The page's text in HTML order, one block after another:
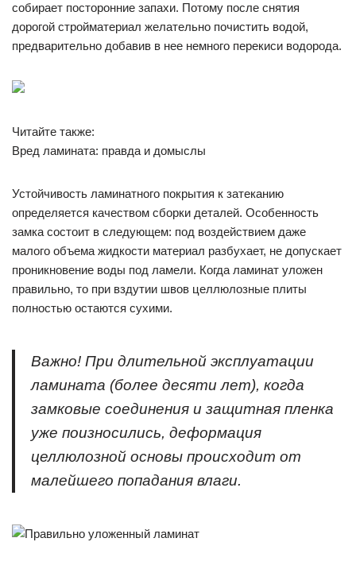
собирает посторонние запахи. Потому после снятия
дорогой стройматериал желательно почистить водой,
предварительно добавив в нее немного перекиси водорода.
Читайте также:
Вред ламината: правда и домыслы
Устойчивость ламинатного покрытия к затеканию
определяется качеством сборки деталей. Особенность
замка состоит в следующем: под воздействием даже
малого объема жидкости материал разбухает, не допускает
проникновение воды под ламели. Когда ламинат уложен
правильно, то при вздутии швов целлюлозные плиты
полностью остаются сухими.
Важно! При длительной эксплуатации
ламината (более десяти лет), когда
замковые соединения и защитная пленка
уже поизносились, деформация
целлюлозной основы происходит от
малейшего попадания влаги.